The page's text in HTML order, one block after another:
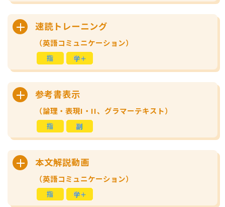
速読トレーニング
（英語コミュニケーション）
参考書表示
（論理・表現I・II、グラマーテキスト）
本文解説動画
（英語コミュニケーション）